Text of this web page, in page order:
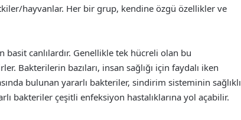
hayvanlar. Her bir grup, kendine özgü özellikler ve
basit canlılardır. Genellikle tek hücreli olan bu
Bakterilerin bazıları, insan sağlığı için faydalı iken
bulunan yararlı bakteriler, sindirim sisteminin sağlıklı
bakteriler çeşitli enfeksiyon hastalıklarına yol açabilir.